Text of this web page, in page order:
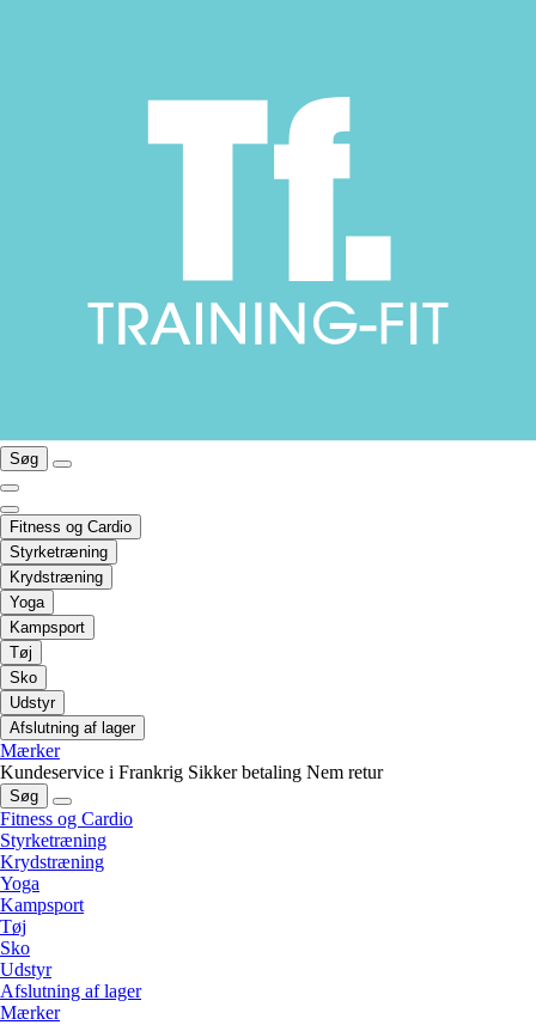
Søg
Fitness og Cardio
Styrketræning
Krydstræning
Yoga
Kampsport
Tøj
Sko
Udstyr
Afslutning af lager
Mærker
Kundeservice i Frankrig Sikker betaling Nem retur
Søg
Fitness og Cardio
Styrketræning
Krydstræning
Yoga
Kampsport
Tøj
Sko
Udstyr
Afslutning af lager
Mærker